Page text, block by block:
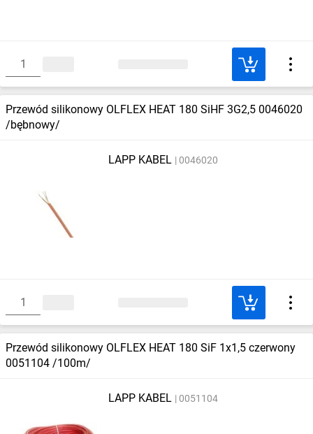
Przewód silikonowy OLFLEX HEAT 180 SiHF 3G2,5 0046020
/bębnowy/
LAPP KABEL 0046020
Przewód silikonowy OLFLEX HEAT 180 SiF 1x1,5 czerwony
0051104 /100m/
LAPP KABEL 0051104